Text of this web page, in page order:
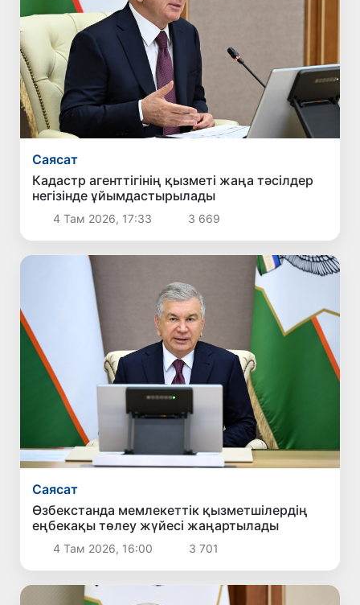
Саясат
Кадастр агенттігінің қызметі жаңа тәсілдер
негізінде ұйымдастырылады
4 Там 2026, 17:33 3 669
Саясат
Өзбекстанда мемлекеттік қызметшілердің
еңбекақы төлеу жүйесі жаңартылады
4 Там 2026, 16:00 3 701